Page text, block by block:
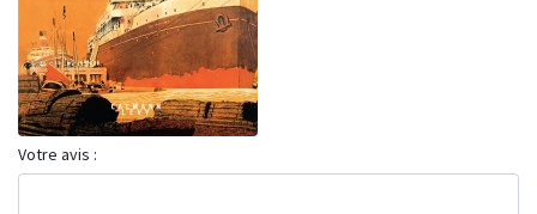
Votre avis :